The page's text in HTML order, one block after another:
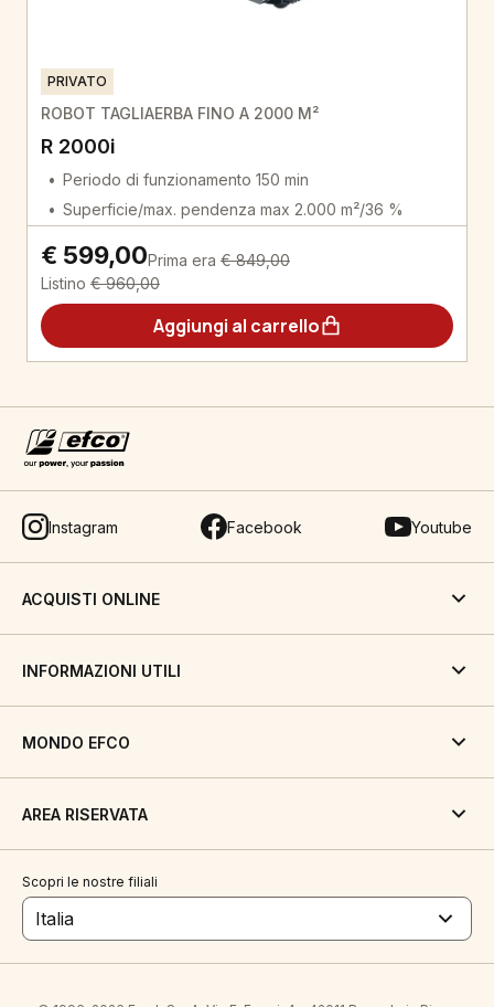
PRIVATO
ROBOT TAGLIAERBA FINO A 2000 M²
R 2000i
Periodo di funzionamento 150 min
Superficie/max. pendenza max 2.000 m²/36 %
€ 599,00Prima era € 849,00
Listino € 960,00
Aggiungi al carrello
Instagram Facebook Youtube
ACQUISTI ONLINE
INFORMAZIONI UTILI
MONDO EFCO
AREA RISERVATA
Scopri le nostre filiali
Italia